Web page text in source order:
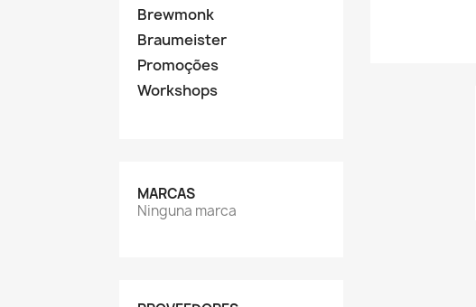
Brewmonk
Braumeister
Promoções
Workshops
MARCAS
Ninguna marca